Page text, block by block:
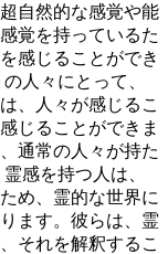
自然的な感覚や能
覚を持っているた
感じることができ
人々にとって、
、人々が感じるこ
じることができま
通常の人々が持た
感を持つ人は、
め、霊的な世界に
ます。彼らは、霊
それを解釈するこ